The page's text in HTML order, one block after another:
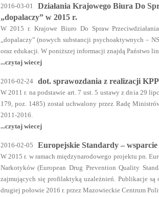
2016-03-01
Działania Krajowego Biura Do
„dopalaczy” w 2015 r.
W 2015 r. Krajowe Biuro Do Spraw
„dopalaczy” (nowych substancji psychoaktywnych –
oraz edukacji. W poniższej informacji znajdą Państwo
...czytaj wiecej
2016-02-24 dot. sprawozdania z realizacji
W 2011 r. na podstawie art. 7 ust. 5 ustawy z dnia 29
179, poz. 1485) został uchwalony przez Radę
2011-2016.
...czytaj wiecej
2016-02-05 Europejskie Standardy –
W 2015 r. w ramach międzynarodowego projektu pn.
Narkotyków (European Drug Prevention Quality
zajmujących się profilaktyką uzależnień. Publikacje
drugiej połowie 2016 r. przez Mazowieckie Centrum